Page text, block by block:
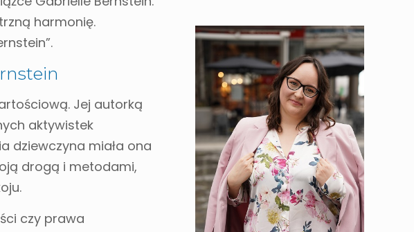
harmonię.
Jej autorką
aktywistek
dziewczyna miała ona
drogą i metodami,
czy prawa